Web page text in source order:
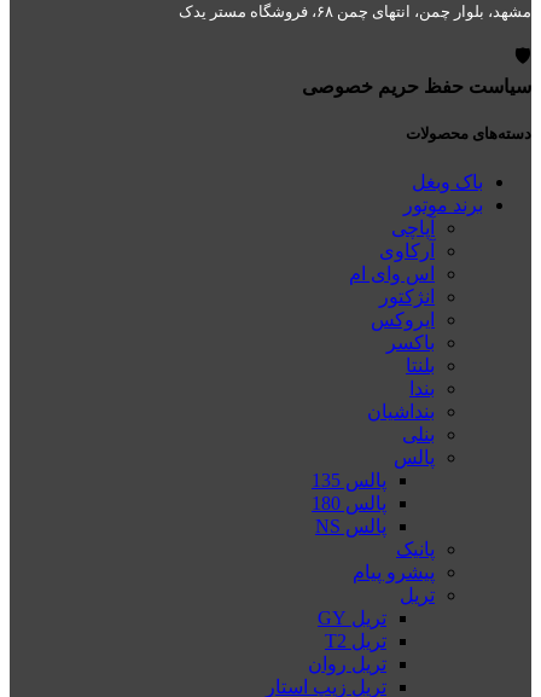
مشهد، بلوار چمن، انتهای چمن ۶۸، فروشگاه مستر یدک
🛡️
سیاست حفظ حریم خصوصی
دسته‌های محصولات
باک وبغل
برند موتور
آپاچی
آرکاوی
اس وای ام
انژکتور
ایروکس
باکسر
بلنتا
بندا
بنداشیان
بنلی
پالس
پالس 135
پالس 180
پالس NS
پانیک
پیشرو پیام
تریل
تریل GY
تریل T2
تریل روان
تریل زیپ استار